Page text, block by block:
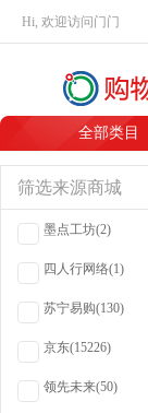
Hi, 欢迎访问门门
全部类目
筛选来源商城
墨点工坊(2)
四人行网络(1)
苏宁易购(130)
京东(15226)
领先未来(50)